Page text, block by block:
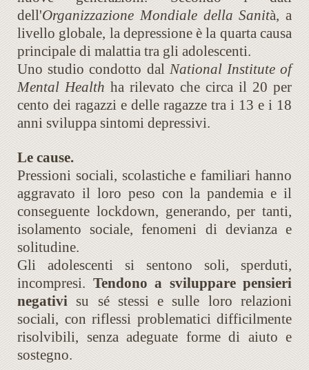
dell'Organizzazione Mondiale della Sanità, a
livello globale, la depressione è la quarta causa
principale di malattia tra gli adolescenti.
Uno studio condotto dal National Institute of
Mental Health ha rilevato che circa il 20 per
cento dei ragazzi e delle ragazze tra i 13 e i 18
anni sviluppa sintomi depressivi.
Le cause.
Pressioni sociali, scolastiche e familiari hanno
aggravato il loro peso con la pandemia e il
conseguente lockdown, generando, per tanti,
isolamento sociale, fenomeni di devianza e
solitudine.
Gli adolescenti si sentono soli, sperduti,
incompresi. Tendono a sviluppare pensieri
negativi su sé stessi e sulle loro relazioni
sociali, con riflessi problematici difficilmente
risolvibili, senza adeguate forme di aiuto e
sostegno.